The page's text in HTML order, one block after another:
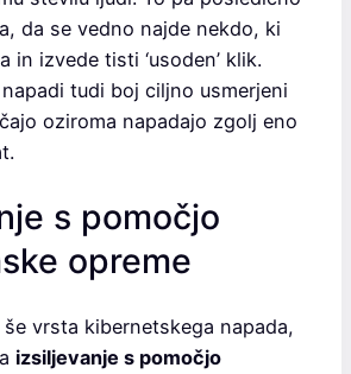
da se vedno najde nekdo, ki
in izvede tisti ‘usoden’ klik.
tudi boj ciljno usmerjeni
oziroma napadajo zgolj eno
s pomočjo
opreme
vrsta kibernetskega napada,
izsiljevanje s pomočjo